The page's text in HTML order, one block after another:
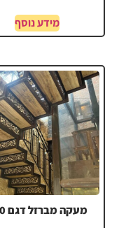
מידע נוסף
מעקה מברזל דגם 830